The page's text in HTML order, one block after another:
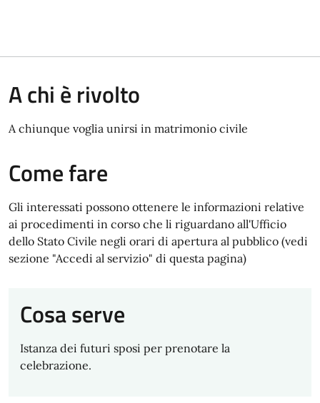
A chi è rivolto
A chiunque voglia unirsi in matrimonio civile
Come fare
Gli interessati possono ottenere le informazioni relative
ai procedimenti in corso che li riguardano all'Ufficio
dello Stato Civile negli orari di apertura al pubblico (vedi
sezione "Accedi al servizio" di questa pagina)
Cosa serve
Istanza dei futuri sposi per prenotare la
celebrazione.